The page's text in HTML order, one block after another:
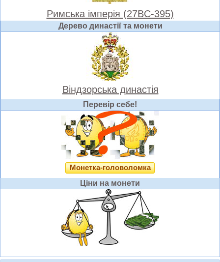
Римська імперія (27BC-395)
Дерево династії та монети
Віндзорська династія
Перевір себе!
Монетка-головоломка
Ціни на монети